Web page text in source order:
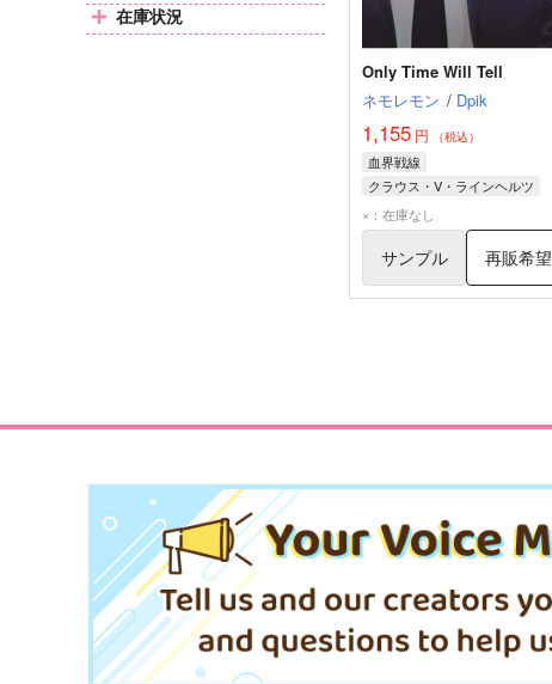
在庫状況
Only Time Will Tell
ネモレモン / Dpik
1,155 円 （税込）
血界戦線
クラウス・V・ラインヘルツ
×：在庫なし
サンプル 再販希望